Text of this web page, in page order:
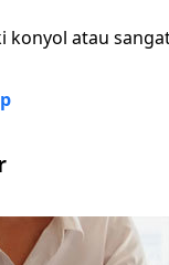
konyol atau